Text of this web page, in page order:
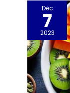
Déc
7
2023